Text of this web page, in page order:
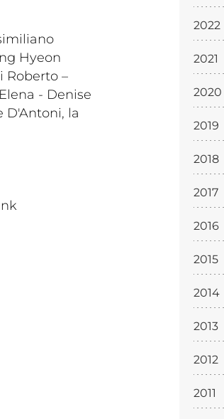
Mappa del
Hyeon
Roberto –
- Denise
2022
2021
2020
2019
2018
2017
2016
2015
2014
2013
2012
2011